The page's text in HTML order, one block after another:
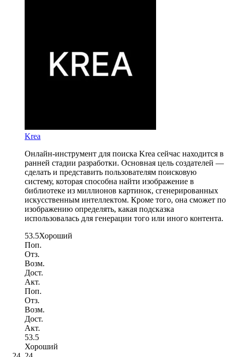
Krea
Онлайн-инструмент для поиска Krea сейчас находится в
ранней стадии разработки. Основная цель создателей —
сделать и представить пользователям поисковую
систему, которая способна найти изображение в
библиотеке из миллионов картинок, сгенерированных
искусственным интеллектом. Кроме того, она сможет по
изображению определять, какая подсказка
использовалась для генерации того или иного контента.
53.5Хороший
Поп.
Отз.
Возм.
Дост.
Акт.
Поп.
Отз.
Возм.
Дост.
Акт.
53.5
Хороший